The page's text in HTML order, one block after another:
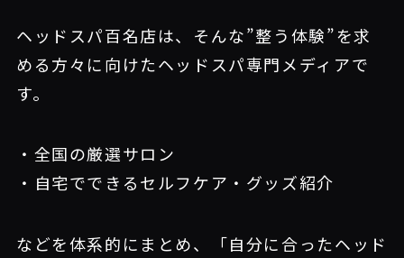
ヘッドスパ百名店は、そんな”整う体験”を求
める方々に向けたヘッドスパ専門メディアで
す。
・全国の厳選サロン
・自宅でできるセルフケア・グッズ紹介
などを体系的にまとめ、「自分に合ったヘッド